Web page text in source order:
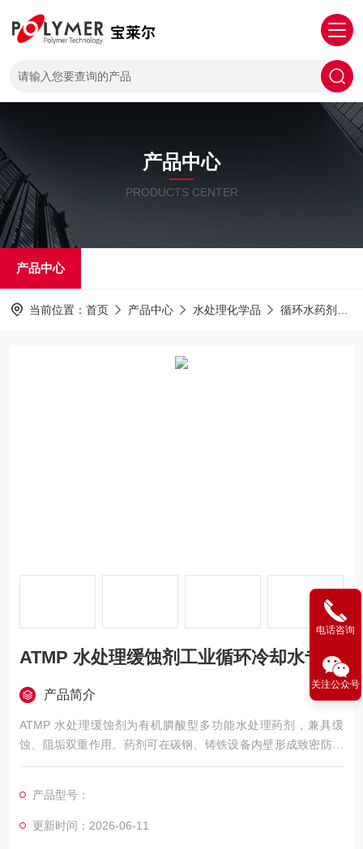
产品中心
PRODUCTS CENTER
产品中心
当前位置： 首页 产品中心 水处理化学品 循环水药剂
ATMP 水处理缓蚀剂工业循环冷却水专用
产品简介
ATMP 水处理缓蚀剂为有机膦酸型多功能水处理药剂，兼具缓
蚀、阻垢双重作用。药剂可在碳钢、铸铁设备内壁形成致密防护
膜，隔绝水体腐蚀介质，防止管道锈蚀穿孔；同时螯合水中钙镁
质。本品耐酸碱、耐高温、不易水解，低磷环保，多用于循环冷
却水、中央空调、电厂、钢厂水循环系统，操作简便，长效稳定
产品型号：
更新时间：2026-06-11
电话咨询
关注公众号